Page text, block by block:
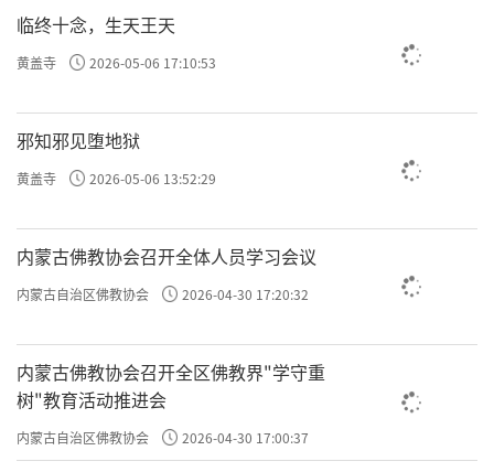
临终十念，生天王天
黄盖寺 2026-05-06 17:10:53
邪知邪见堕地狱
黄盖寺 2026-05-06 13:52:29
内蒙古佛教协会召开全体人员学习会议
内蒙古自治区佛教协会 2026-04-30 17:20:32
内蒙古佛教协会召开全区佛教界"学守重
树"教育活动推进会
内蒙古自治区佛教协会 2026-04-30 17:00:37